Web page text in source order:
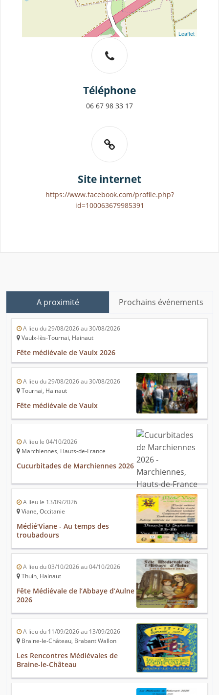
Leaflet
Téléphone
06 67 98 33 17
Site internet
https://www.facebook.com/profile.php?
id=100063679985391
A proximité Prochains événements
A lieu du 29/08/2026 au 30/08/2026
Vaulx-lès-Tournai, Hainaut
Fête médiévale de Vaulx 2026
A lieu du 29/08/2026 au 30/08/2026
Tournai, Hainaut
Fête médiévale de Vaulx
A lieu le 04/10/2026
Marchiennes, Hauts-de-France
Cucurbitades de Marchiennes 2026
A lieu le 13/09/2026
Viane, Occitanie
Médié'Viane - Au temps des
troubadours
A lieu du 03/10/2026 au 04/10/2026
Thuin, Hainaut
Fête Médiévale de l’Abbaye d’Aulne
2026
A lieu du 11/09/2026 au 13/09/2026
Braine-le-Château, Brabant Wallon
Les Rencontres Médiévales de
Braine-le-Château